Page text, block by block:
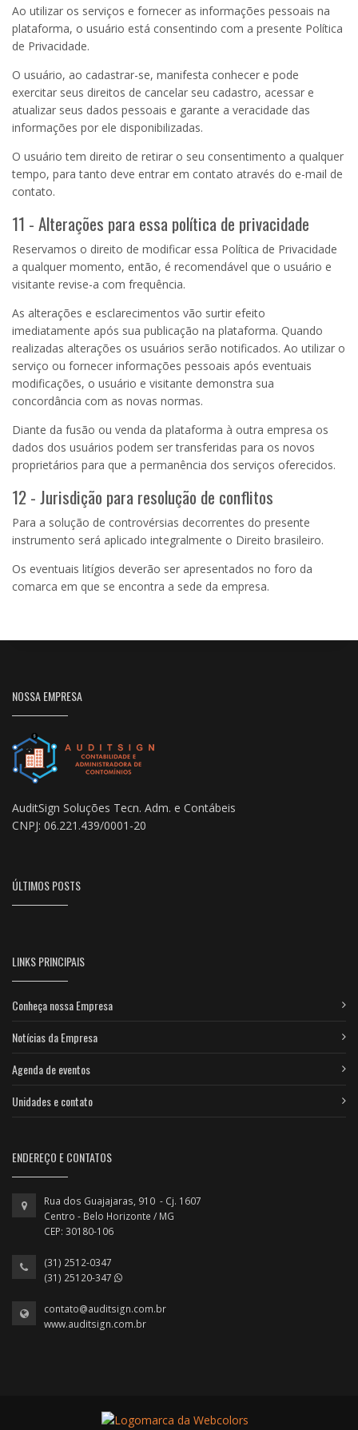
Ao utilizar os serviços e fornecer as informações pessoais na
plataforma, o usuário está consentindo com a presente Política
de Privacidade.
O usuário, ao cadastrar-se, manifesta conhecer e pode
exercitar seus direitos de cancelar seu cadastro, acessar e
atualizar seus dados pessoais e garante a veracidade das
informações por ele disponibilizadas.
O usuário tem direito de retirar o seu consentimento a qualquer
tempo, para tanto deve entrar em contato através do e-mail de
contato.
11 - Alterações para essa política de privacidade
Reservamos o direito de modificar essa Política de Privacidade
a qualquer momento, então, é recomendável que o usuário e
visitante revise-a com frequência.
As alterações e esclarecimentos vão surtir efeito
imediatamente após sua publicação na plataforma. Quando
realizadas alterações os usuários serão notificados. Ao utilizar o
serviço ou fornecer informações pessoais após eventuais
modificações, o usuário e visitante demonstra sua
concordância com as novas normas.
Diante da fusão ou venda da plataforma à outra empresa os
dados dos usuários podem ser transferidas para os novos
proprietários para que a permanência dos serviços oferecidos.
12 - Jurisdição para resolução de conflitos
Para a solução de controvérsias decorrentes do presente
instrumento será aplicado integralmente o Direito brasileiro.
Os eventuais litígios deverão ser apresentados no foro da
comarca em que se encontra a sede da empresa.
NOSSA EMPRESA
AuditSign Soluções Tecn. Adm. e Contábeis
CNPJ: 06.221.439/0001-20
ÚLTIMOS POSTS
LINKS PRINCIPAIS
Conheça nossa Empresa
Notícias da Empresa
Agenda de eventos
Unidades e contato
ENDEREÇO E CONTATOS
Rua dos Guajajaras, 910 - Cj. 1607
Centro - Belo Horizonte / MG
CEP: 30180-106
(31) 2512-0347
(31) 25120-347
contato@auditsign.com.br
www.auditsign.com.br